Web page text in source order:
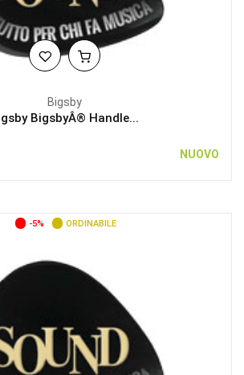
Bigsby
BigsbyÂ® Handle...
NUOVO
-5% ORDINABILE